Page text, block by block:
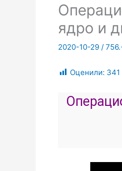
ядро и
2020-10-29 /
Оценили: 341